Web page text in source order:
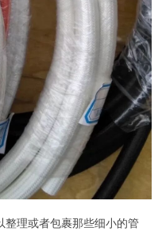
整理或者包裹那些细小的管